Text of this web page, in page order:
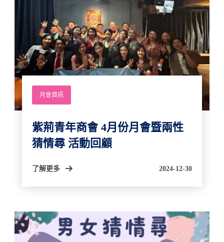
月會資訊
紫荊青年商會 4月份月會暨兩性
猜情尋 活動回顧
了解更多 2024-12-30